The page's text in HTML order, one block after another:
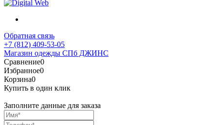
Обратная связь
+7 (812) 409-53-05
Магазин одежды СПб ДЖИНС
Сравнение0
Избранное0
Корзина0
Купить в один клик
Заполните данные для заказа